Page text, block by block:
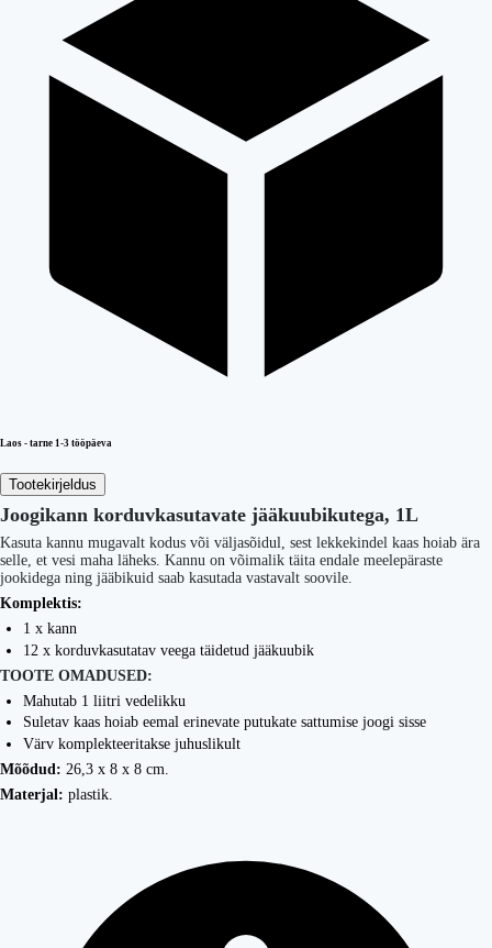
Laos - tarne 1-3 tööpäeva
Tootekirjeldus
Joogikann korduvkasutavate jääkuubikutega, 1L
Kasuta kannu mugavalt kodus või väljasõidul, sest lekkekindel kaas hoiab ära
selle, et vesi maha läheks. Kannu on võimalik täita endale meelepäraste
jookidega ning jääbikuid saab kasutada vastavalt soovile.
Komplektis:
1 x kann
12 x korduvkasutatav veega täidetud jääkuubik
TOOTE OMADUSED:
Mahutab 1 liitri vedelikku
Suletav kaas hoiab eemal erinevate putukate sattumise joogi sisse
Värv komplekteeritakse juhuslikult
Mõõdud: 26,3 x 8 x 8 cm.
Materjal: plastik.